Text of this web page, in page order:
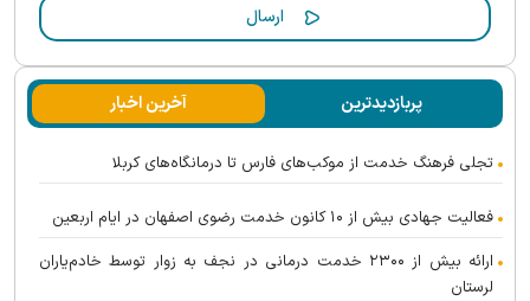
پربازدیدترین آخرین اخبار
تجلی فرهنگ خدمت از موکب‌های فارس تا درمانگاه‌های کربلا
فعالیت جهادی بیش از ۱۰ کانون خدمت رضوی اصفهان در ایام اربعین
ارائه بیش از ۲۳۰۰ خدمت درمانی در نجف به زوار توسط خادم‌یاران
لرستان